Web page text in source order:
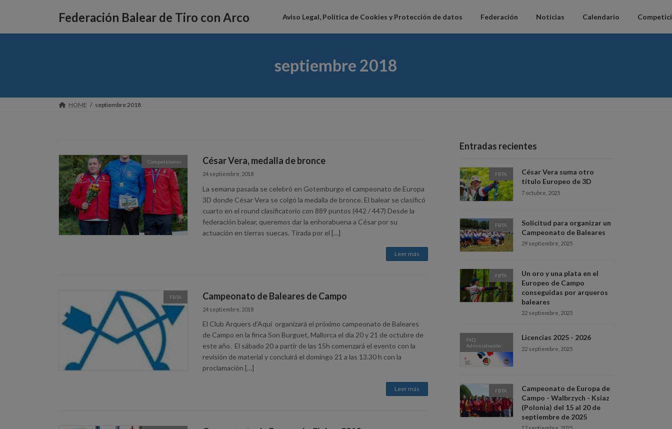
navegación
Federación Balear de Tiro con Arco Aviso Legal, Política de Cookies y Protección de datos Federación Noticias Calendario
septiembre 2018
HOME septiembre 2018
Competiciones César Vera, medalla de bronce
24 septiembre, 2018
La semana pasada se celebró en Gotemburgo el campeonato de Europa
3D donde César Vera se colgó la medalla de bronce. El balear se clasificó
cuarto en el round clasificatorio con 889 puntos (442 / 447) Desde la
federación balear, queremos dar la enhorabuena a César por su
actuación en tierras suecas. Tirada por el […]
Leer más
FBTA Campeonato de Baleares de Campo
24 septiembre, 2018
El Club Arquers d’Aquí organizará el próximo campeonato de Baleares
de Campo en la finca Son Burguet, Mallorca el día 20 y 21 de octubre de
este año. El sábado 20 a partir de las 15h comenzará el evento con la
revisión de material y concluirá el domingo 21 a las 13.30 h con la
proclamación […]
Leer más
Entradas recientes
FBTA
César Vera suma otro
título Europeo de 3D
7 octubre, 2025
FBTA
Solicitud para organizar un
Campeonato de Baleares
29 septiembre, 2025
FBTA
Un oro y una plata en el
Europeo de Campo
conseguidas por arqueros
baleares
22 septiembre, 2025
FAQ
Administración
Licencias 2025 - 2026
22 septiembre, 2025
FBTA
Campeonato de Europa de
Campo - Walbrzych - Ksiaz
(Polonia) del 15 al 20 de
septiembre de 2025